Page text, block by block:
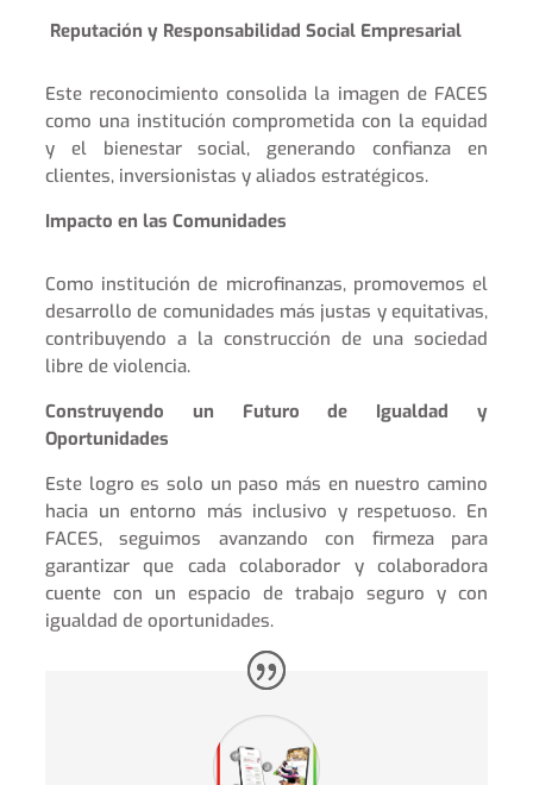
Reputación y Responsabilidad Social Empresarial
Este reconocimiento consolida la imagen de FACES
como una institución comprometida con la equidad
y el bienestar social, generando confianza en
clientes, inversionistas y aliados estratégicos.
Impacto en las Comunidades
Como institución de microfinanzas, promovemos el
desarrollo de comunidades más justas y equitativas,
contribuyendo a la construcción de una sociedad
libre de violencia.
Construyendo un Futuro de Igualdad y
Oportunidades
Este logro es solo un paso más en nuestro camino
hacia un entorno más inclusivo y respetuoso. En
FACES, seguimos avanzando con firmeza para
garantizar que cada colaborador y colaboradora
cuente con un espacio de trabajo seguro y con
igualdad de oportunidades.